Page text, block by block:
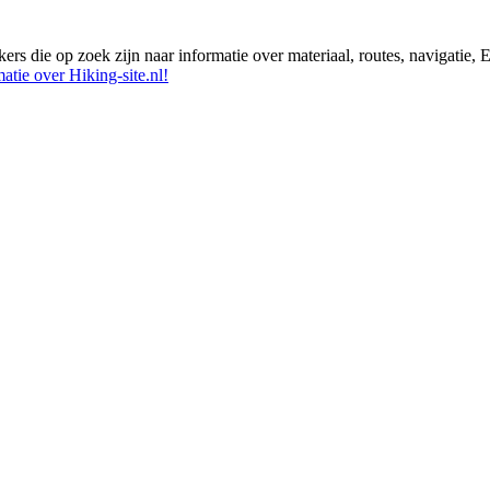
die op zoek zijn naar informatie over materiaal, routes,
over Hiking-site.nl!